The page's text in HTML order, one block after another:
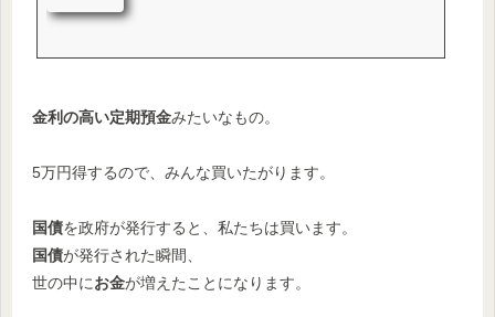
金利の高い定期預金みたいなもの。
5万円得するので、みんな買いたがります。
国債を政府が発行すると、私たちは買います。
国債が発行された瞬間、
世の中にお金が増えたことになります。